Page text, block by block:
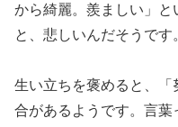
から綺麗。羨ましい」と
と、悲しいんだそうです
生い立ちを褒めると、
合があるようです。言葉